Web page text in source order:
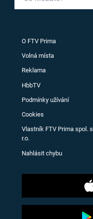
O FTV Prima
Volná místa
Reklama
HbbTV
Podmínky užívání
Cookies
Vlastník FTV Prima spol. s
r.o.
Nahlásit chybu